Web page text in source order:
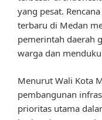
yang pesat.
terbaru di Medan
pemerintah daerah
warga dan
Menurut Wali Kota
pembangunan
prioritas utama